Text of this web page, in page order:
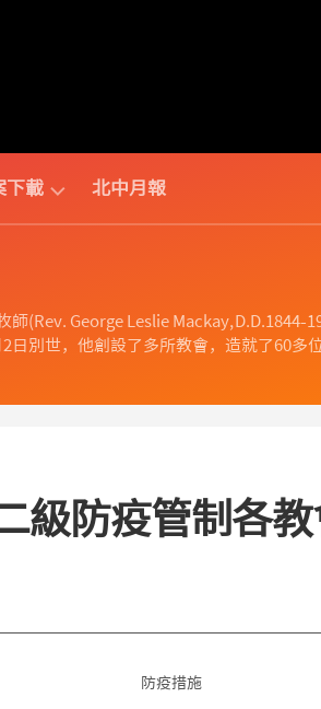
下載 北中月報
(Rev. George Leslie Mackay,
別世，他創設了多所教會，造就了60多
級防疫管制各
防疫措施